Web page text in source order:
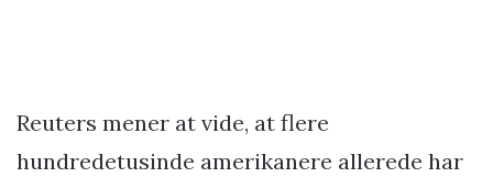
Reuters mener at vide, at flere
hundredetusinde amerikanere allerede har